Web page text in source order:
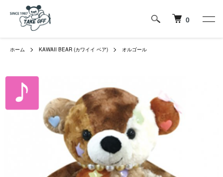
0
ホーム KAWAII BEAR (カワイイ ベア) オルゴール